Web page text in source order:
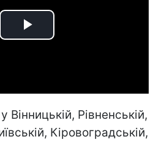
Play
Рівненській,
Кіровоградській,